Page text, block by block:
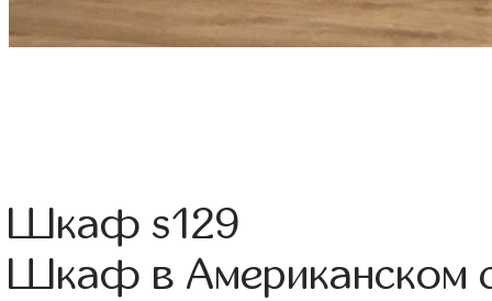
Шкаф s129
Шкаф в Американском